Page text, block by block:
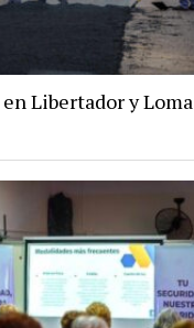
Libertador y Loma